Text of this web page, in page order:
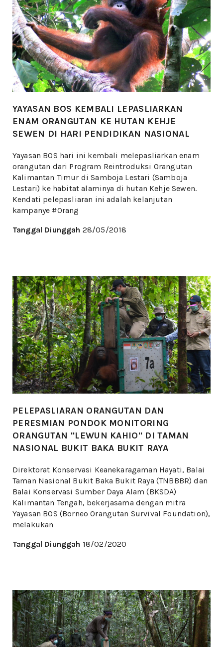
YAYASAN BOS KEMBALI LEPASLIARKAN
ENAM ORANGUTAN KE HUTAN KEHJE
SEWEN DI HARI PENDIDIKAN NASIONAL
Yayasan BOS hari ini kembali melepasliarkan enam
orangutan dari Program Reintroduksi Orangutan
Kalimantan Timur di Samboja Lestari (Samboja
Lestari) ke habitat alaminya di hutan Kehje Sewen.
Kendati pelepasliaran ini adalah kelanjutan
kampanye #Orang
Tanggal Diunggah 28/05/2018
PELEPASLIARAN ORANGUTAN DAN
PERESMIAN PONDOK MONITORING
ORANGUTAN "LEWUN KAHIO" DI TAMAN
NASIONAL BUKIT BAKA BUKIT RAYA
Direktorat Konservasi Keanekaragaman Hayati, Balai
Taman Nasional Bukit Baka Bukit Raya (TNBBBR) dan
Balai Konservasi Sumber Daya Alam (BKSDA)
Kalimantan Tengah, bekerjasama dengan mitra
Yayasan BOS (Borneo Orangutan Survival Foundation),
melakukan
Tanggal Diunggah 18/02/2020